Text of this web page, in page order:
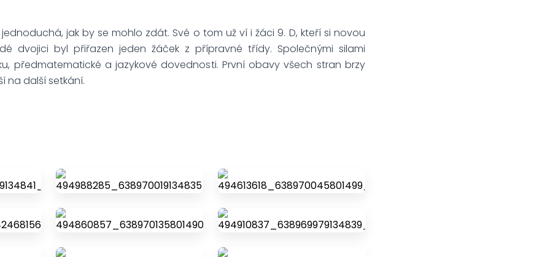
jak by se mohlo zdát. Své o tom už ví i žáci 9. D, kteří si novou
dvojici byl přiřazen jeden žáček z přípravné třídy. Společnými silami
předmatematické a jazykové dovednosti. První obavy všech stran brzy
na další setkání.